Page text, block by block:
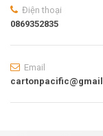
Điện thoại
0869352835
Email